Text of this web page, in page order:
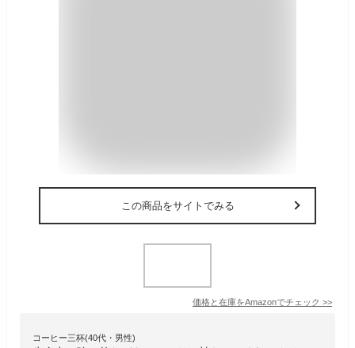
この商品をサイトでみる
価格と在庫をAmazonでチェック >>
コーヒー三杯(40代・男性)